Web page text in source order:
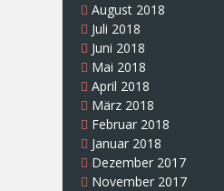
August 2018
Juli 2018
Juni 2018
Mai 2018
April 2018
März 2018
Februar 2018
Januar 2018
Dezember 2017
November 2017